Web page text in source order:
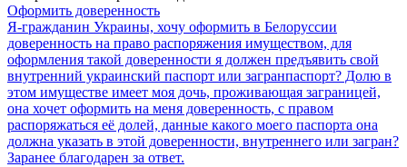
Оформить доверенность
Я-гражданин Украины, хочу оформить в Белоруссии
доверенность на право распоряжения имуществом, для
оформления такой доверенности я должен предъявить свой
внутренний украинский паспорт или загранпаспорт? Долю в
этом имуществе имеет моя дочь, проживающая заграницей,
она хочет оформить на меня доверенность, с правом
распоряжаться её долей, данные какого моего паспорта она
должна указать в этой доверенности, внутреннего или загран?
Заранее благодарен за ответ.